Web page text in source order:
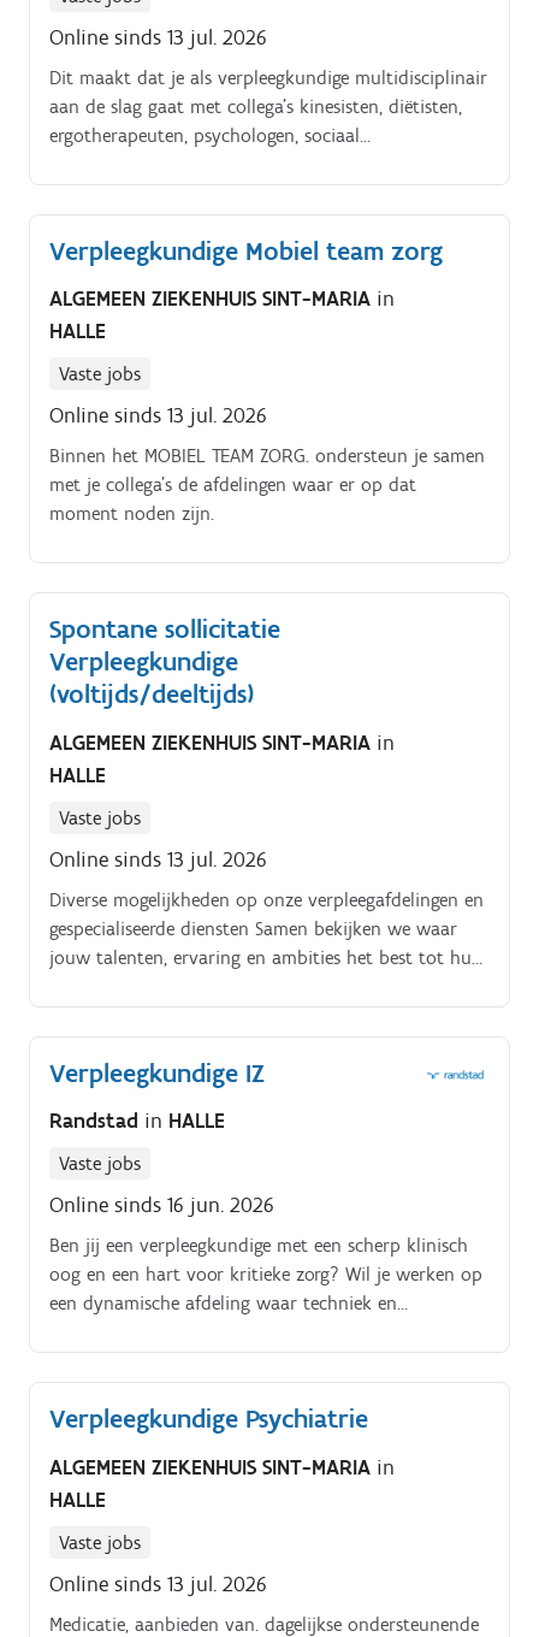
Online sinds 13 jul. 2026
Dit maakt dat je als verpleegkundige multidisciplinair
aan de slag gaat met collega's kinesisten, diëtisten,
ergotherapeuten, psychologen, sociaal
Verpleegkundige Mobiel team zorg
ALGEMEEN ZIEKENHUIS SINT-MARIA in
HALLE
Vaste jobs
Online sinds 13 jul. 2026
Binnen het MOBIEL TEAM ZORG. ondersteun je samen
met je collega’s de afdelingen waar er op dat
moment noden zijn.
Spontane sollicitatie
Verpleegkundige
(voltijds/deeltijds)
ALGEMEEN ZIEKENHUIS SINT-MARIA in
HALLE
Vaste jobs
Online sinds 13 jul. 2026
Diverse mogelijkheden op onze verpleegafdelingen en
gespecialiseerde diensten Samen bekijken we waar
jouw talenten, ervaring en ambities het best tot hun
Verpleegkundige IZ
Randstad in HALLE
Vaste jobs
Online sinds 16 jun. 2026
Ben jij een verpleegkundige met een scherp klinisch
oog en een hart voor kritieke zorg? Wil je werken op
een dynamische afdeling waar techniek en
Verpleegkundige Psychiatrie
ALGEMEEN ZIEKENHUIS SINT-MARIA in
HALLE
Vaste jobs
Online sinds 13 jul. 2026
Medicatie, aanbieden van. dagelijkse ondersteunende